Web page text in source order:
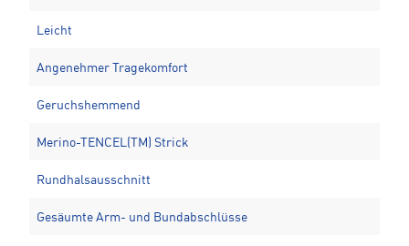
Leicht
Angenehmer Tragekomfort
Geruchshemmend
Merino-TENCEL(TM) Strick
Rundhalsausschnitt
Gesäumte Arm- und Bundabschlüsse